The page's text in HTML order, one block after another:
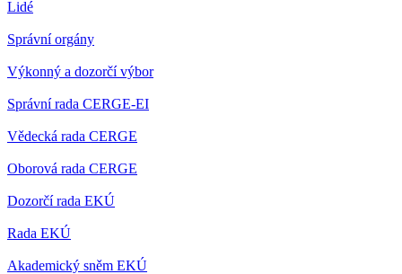
Lidé
Správní orgány
Výkonný a dozorčí výbor
Správní rada CERGE-EI
Vědecká rada CERGE
Oborová rada CERGE
Dozorčí rada EKÚ
Rada EKÚ
Akademický sněm EKÚ